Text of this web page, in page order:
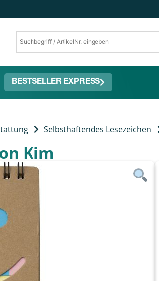
BESTSELLER EXPRESS
Selbsthaftendes Lesezeichen
Kim